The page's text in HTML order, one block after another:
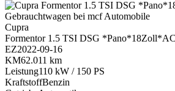
Cupra
Formentor 1.5 TSI DSG
EZ2022-09-16
KM62.011 km
Leistung110 kW / 150 PS
KraftstoffBenzin